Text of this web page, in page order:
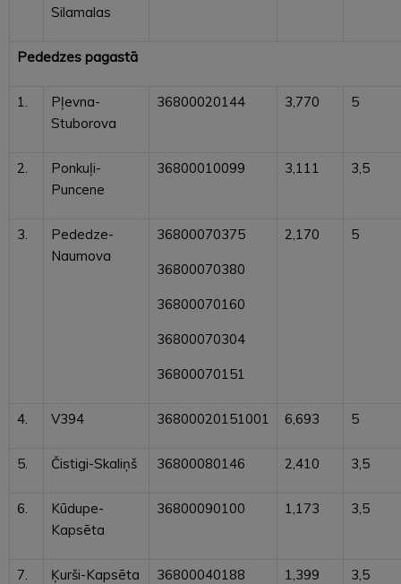
Silamalas
Pededzes pagastā
1.
Pļevna-
Stuborova
36800020144 3,770 5
2.
Ponkuļi-
Puncene
36800010099 3,111 3,5
3.
Pededze-
Naumova
36800070375
36800070380
36800070160
36800070304
36800070151
2,170 5
4. V394 36800020151001 6,693 5
5. Čistigi-Skaliņš 36800080146 2,410 3,5
6.
Kūdupe-
Kapsēta
36800090100 1,173 3,5
7. Ķurši-Kapsēta 36800040188 1,399 3,5